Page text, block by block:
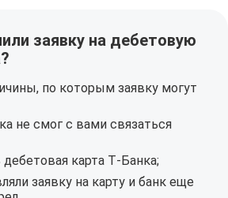
заявку на дебетовую
по которым заявку могут
не смог с вами связаться
карта Т‑Банка;
заявку на карту и банк еще